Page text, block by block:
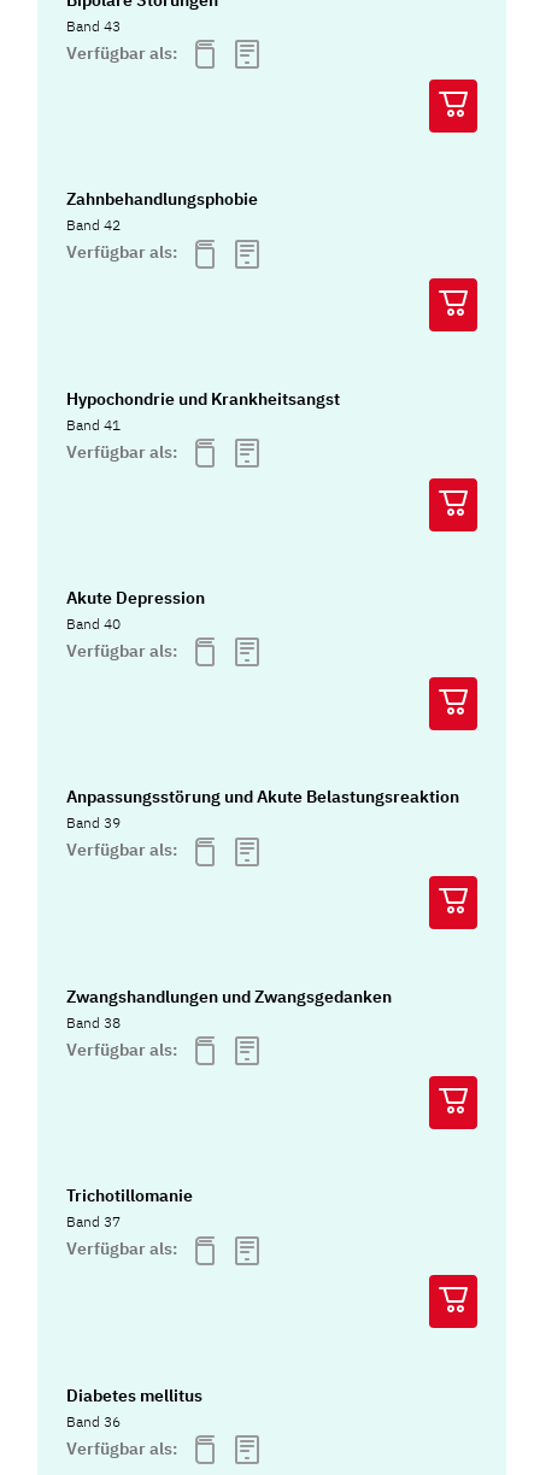
Band 43
Verfügbar als:
Zahnbehandlungsphobie
Band 42
Verfügbar als:
Hypochondrie und Krankheitsangst
Band 41
Verfügbar als:
Akute Depression
Band 40
Verfügbar als:
Anpassungsstörung und Akute Belastungsreaktion
Band 39
Verfügbar als:
Zwangshandlungen und Zwangsgedanken
Band 38
Verfügbar als:
Trichotillomanie
Band 37
Verfügbar als:
Diabetes mellitus
Band 36
Verfügbar als: